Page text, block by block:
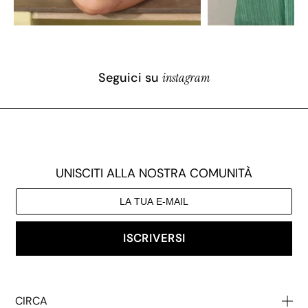
Seguici su instagram
UNISCITI ALLA NOSTRA COMUNITÀ
ISCRIVERSI
CIRCA